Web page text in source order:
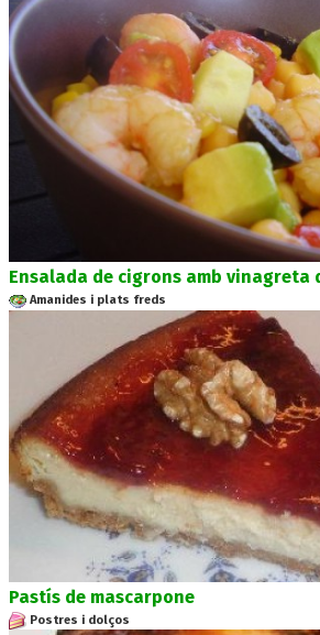
Ensalada de cigrons amb vinagreta
Amanides i plats freds
Pastís de mascarpone
Postres i dolços